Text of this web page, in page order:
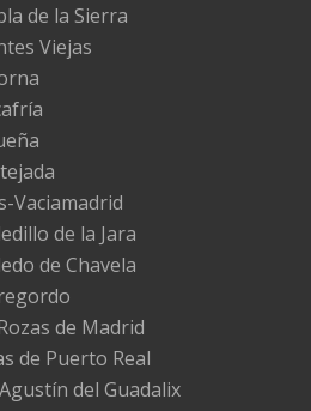
de la Sierra
Viejas
Vaciamadrid
de la Jara
de Chavela
de Madrid
de Puerto Real
del Guadalix